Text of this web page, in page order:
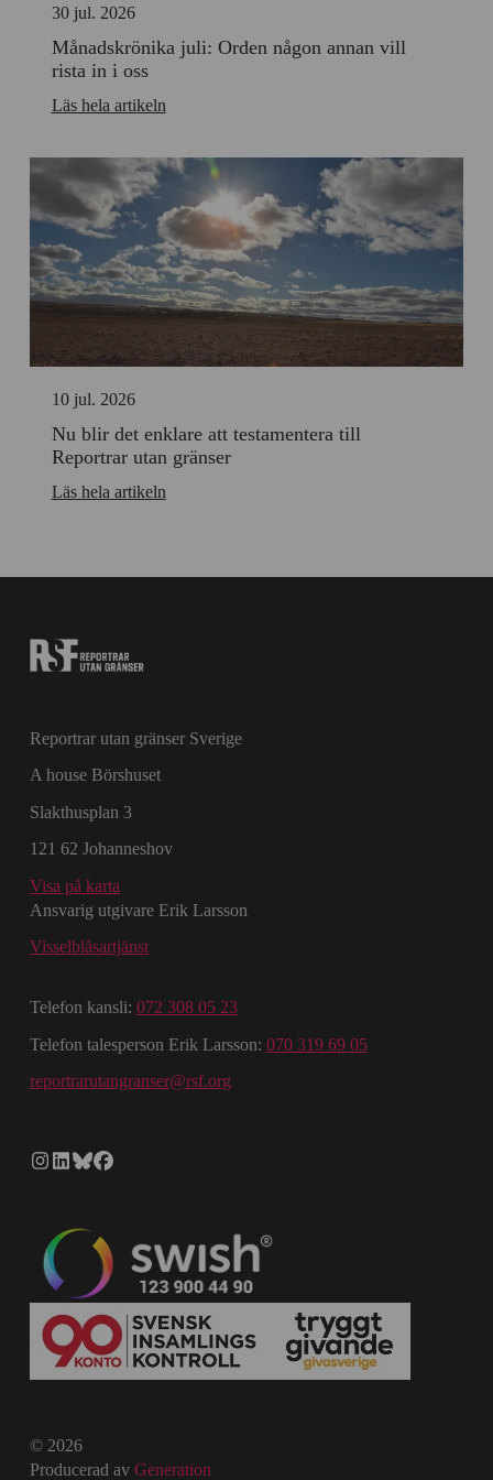
30 jul. 2026
Månadskrönika juli: Orden någon annan vill
rista in i oss
Läs hela artikeln
10 jul. 2026
Nu blir det enklare att testamentera till
Reportrar utan gränser
Läs hela artikeln
Reportrar utan gränser Sverige
A house Börshuset
Slakthusplan 3
121 62 Johanneshov
Visa på karta
Ansvarig utgivare Erik Larsson
Visselblåsartjänst
Telefon kansli: 072 308 05 23
Telefon talesperson Erik Larsson: 070 319 69 05
reportrarutangranser@rsf.org
© 2026
Producerad av Generation